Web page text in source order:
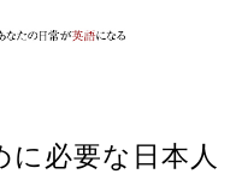
に必要な日本人